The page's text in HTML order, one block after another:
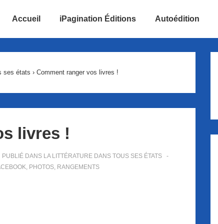
Accueil iPagination Éditions Autoédition
ses états › Comment ranger vos livres !
livres !
PUBLIÉ DANS LA LITTÉRATURE DANS TOUS SES ÉTATS
, PHOTOS, RANGEMENTS